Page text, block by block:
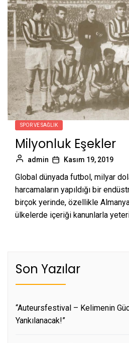
SPOR VE SAĞLIK
Milyonluk Eşekler
admin Kasım 19, 2019
Global dünyada futbol, milyar
harcamaların yapıldığı bir
birçok yerinde, özellikle
ülkelerde içeriği kanunlarla
Son Yazılar
“Auteursfestival – Kelimenin
Yankılanacak!”